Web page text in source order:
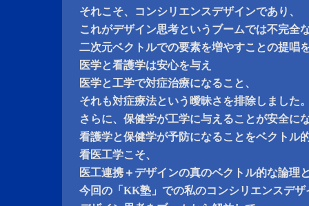
それこそ、コンシリエンスデザインであり、
これがデザイン思考というブームでは不完全
二次元ベクトルでの要素を増やすことの提唱
医学と看護学は安心を与え
医学と工学で対症治療になること、
それも対症療法という曖昧さを排除しました
さらに、保健学が工学に与えることが安全に
看護学と保健学が予防になることをベクトル
看医工学こそ、
医工連携＋デザインの真のベクトル的な論理
今回の「KK塾」での私のコンシリエンスデザ